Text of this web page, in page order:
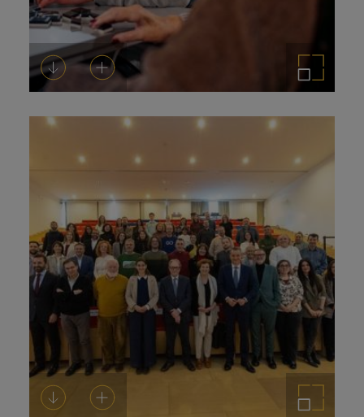
DescargarAñadir al carrito Ampliar imagen
DescargarAñadir al carrito Ampliar imagen